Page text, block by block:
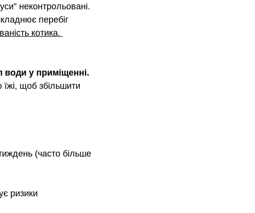
неконтрольовані.
перебіг
котика.
води у приміщенні.
щоб збільшити
(часто більше
ризики